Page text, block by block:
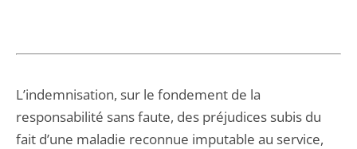
L’indemnisation, sur le fondement de la
responsabilité sans faute, des préjudices subis du
fait d’une maladie reconnue imputable au service,